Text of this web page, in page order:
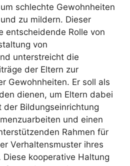
schlechte Gewohnheiten
zu mildern. Dieser
entscheidende Rolle von
von
unterstreicht die
der Eltern zur
Gewohnheiten. Er soll als
dienen, um Eltern dabei
Bildungseinrichtung
und einen
Rahmen für
Verhaltensmuster ihres
kooperative Haltung